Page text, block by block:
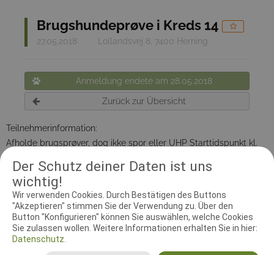
Der Schutz deiner Daten ist uns
wichtig!
Wir verwenden Cookies. Durch Bestätigen des Buttons
"Akzeptieren" stimmen Sie der Verwendung zu. Über den
Button "Konfigurieren" können Sie auswählen, welche Cookies
Sie zulassen wollen. Weitere Informationen erhalten Sie in hier:
Datenschutz.
Brugshundeprøve i Kreds 14
27.05.2018 Lollandsvej 8, 7400 Herning
Anmeldung endete am 28.05.2018
Zurück zur Übersicht
Teilnehmerinformation:
Afholde brugsprøver, dog ikke spor eller UHP Starttidspunkt kl.
RICHTER UND HELFER
Leistungsrichter Schutzdiensthelfer
Leistungsrichter